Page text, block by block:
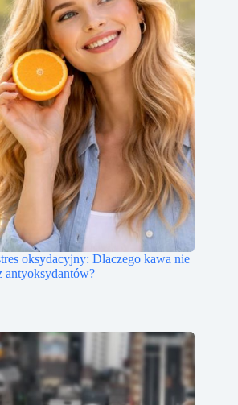
oksydacyjny: Dlaczego kawa nie
antyoksydantów?